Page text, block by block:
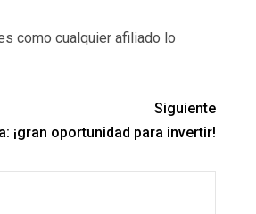
como cualquier afiliado lo
Siguiente
¡gran oportunidad para invertir!